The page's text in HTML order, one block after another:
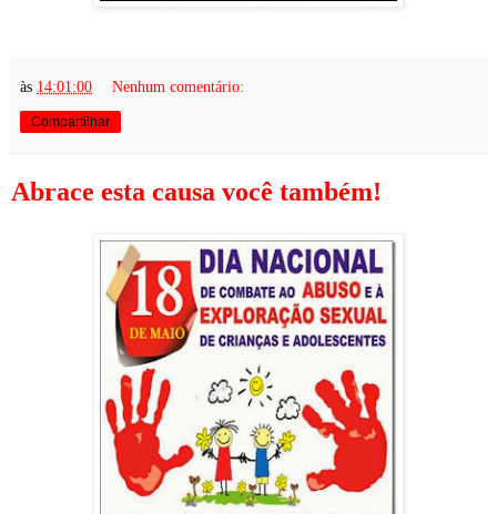
às 14:01:00 Nenhum comentário:
Compartilhar
Abrace esta causa você também!